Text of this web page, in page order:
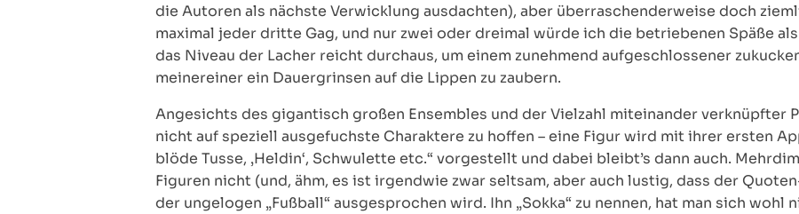
die Autoren als nächste Verwicklung ausdachten), aber überraschenderweise doch
maximal jeder dritte Gag, und nur zwei oder dreimal würde ich die betriebenen Späße
das Niveau der Lacher reicht durchaus, um einem zunehmend aufgeschlossener
meinereiner ein Dauergrinsen auf die Lippen zu zaubern.
Angesichts des gigantisch großen Ensembles und der Vielzahl miteinander verknüpfter
nicht auf speziell ausgefuchste Charaktere zu hoffen – eine Figur wird mit ihrer ersten
blöde Tusse, ‚Heldin‘, Schwulette etc.“ vorgestellt und dabei bleibt’s dann auch.
Figuren nicht (und, ähm, es ist irgendwie zwar seltsam, aber auch lustig, dass der
der ungelogen „Fußball“ ausgesprochen wird. Ihn „Sokka“ zu nennen, hat man sich wohl